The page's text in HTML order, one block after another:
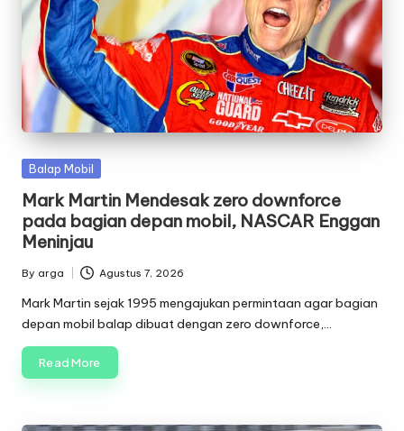
g
e
q
ui
p
m
e
n
t
Posted
Balap Mobil
Mark Martin Mendesak zero downforce
pada bagian depan mobil, NASCAR Enggan
Meninjau
Posted
by
By arga Agustus 7, 2026
Mark Martin sejak 1995 mengajukan permintaan agar bagian
depan mobil balap dibuat dengan zero downforce,…
Read More